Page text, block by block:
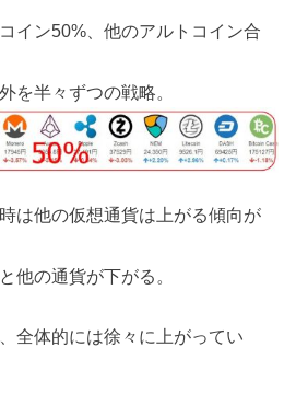
イン50%、他のアルトコイン合
を半々ずつの戦略。
は他の仮想通貨は上がる傾向が
他の通貨が下がる。
全体的には徐々に上がってい